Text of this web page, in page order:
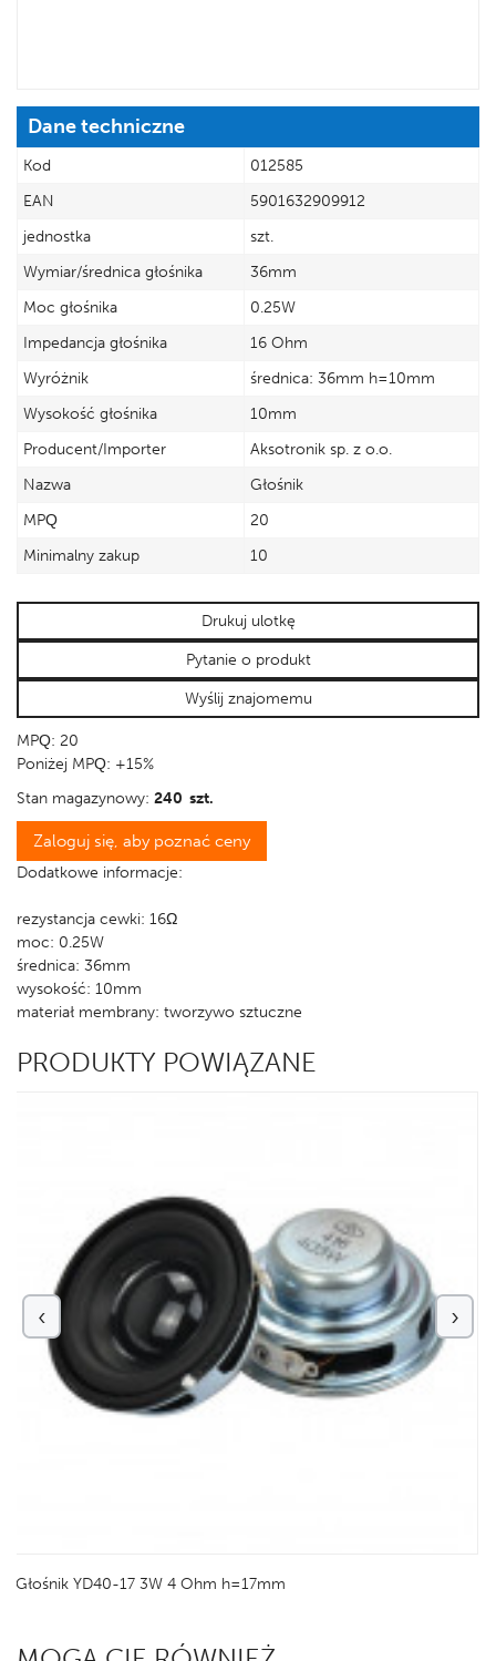
Dane techniczne
Kod
012585
EAN
5901632909912
jednostka
szt.
Wymiar/średnica głośnika
36mm
Moc głośnika
0.25W
Impedancja głośnika
16 Ohm
Wyróżnik
średnica: 36mm h=10mm
Wysokość głośnika
10mm
Producent/Importer
Aksotronik sp. z o.o.
Nazwa
Głośnik
MPQ
20
Minimalny zakup
10
Drukuj ulotkę
Pytanie o produkt
Wyślij znajomemu
MPQ: 20
Poniżej MPQ: +15%
Stan magazynowy: 240 szt.
Zaloguj się, aby poznać ceny
Dodatkowe informacje:
rezystancja cewki: 16Ω
moc: 0.25W
średnica: 36mm
wysokość: 10mm
materiał membrany: tworzywo sztuczne
PRODUKTY POWIĄZANE
Głośnik YD40-17 3W 4 Ohm h=17mm
‹ ›